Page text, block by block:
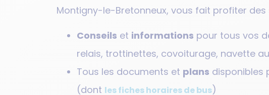
Montigny-le-Bretonneux, vous fait profiter des
Conseils et informations pour tous vos
relais, trottinettes, covoiturage, navette
Tous les documents et plans disponibles
(dont les fiches horaires de bus)